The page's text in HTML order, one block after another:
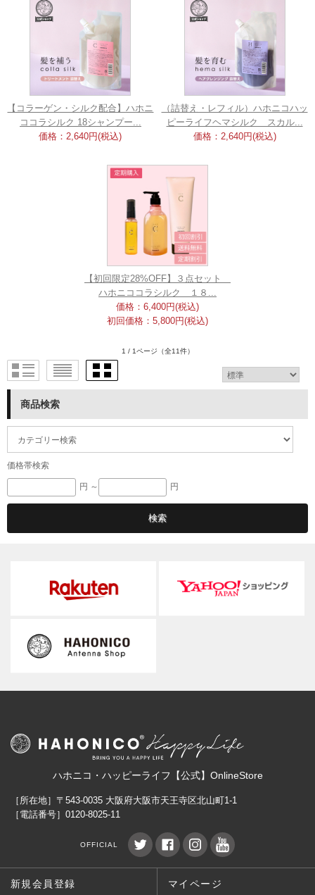
【コラーゲン・シルク配合】ハホニ
ココラシルク 18シャンプー...
価格：2,640円(税込)
（詰替え・レフィル）ハホニコハッ
ピーライフヘマシルク スカル...
価格：2,640円(税込)
【初回限定28%OFF】３点セット
ハホニココラシルク １８...
価格：6,400円(税込)
初回価格：5,800円(税込)
1 / 1ページ （全11件）
商品検索
価格帯検索
円 ～ 円
ハホニコ・ハッピーライフ【公式】OnlineStore
［所在地］〒543-0035 大阪府大阪市天王寺区北山町1-1
［電話番号］0120-8025-11
OFFICIAL
新規会員登録 マイページ